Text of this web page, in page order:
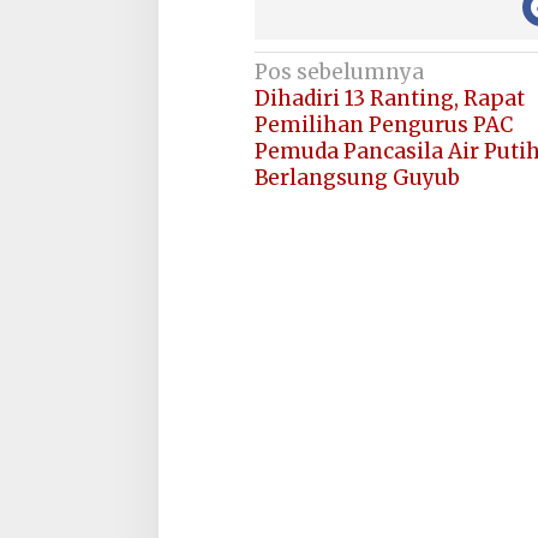
Navigasi
pos
Pos sebelumnya
Dihadiri 13 Ranting, Rapat
Pemilihan Pengurus PAC
Pemuda Pancasila Air
Berlangsung Guyub